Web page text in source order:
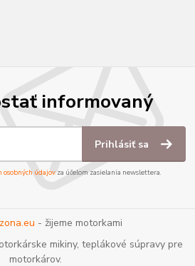
informovaný
Prihlásiť sa
osobných údajov za účelom zasielania newslettera.
- žijeme motorkami
mikiny, teplákové súpravy pre
motorkárov.